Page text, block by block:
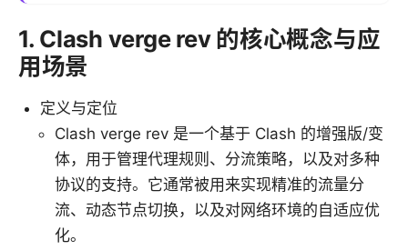
1. Clash verge rev 的核心概念与应
用场景
定义与定位
Clash verge rev 是一个基于 Clash 的增强版/变
体，用于管理代理规则、分流策略，以及对多种
协议的支持。它通常被用来实现精准的流量分
流、动态节点切换，以及对网络环境的自适应优
化。